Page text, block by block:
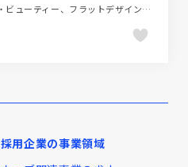
スタイリッシュ、ファッション・ビューティー、フラットデザイン、ブランド・サービスサイト、ホワイト系、大きめ写真
採用企業の事業領域